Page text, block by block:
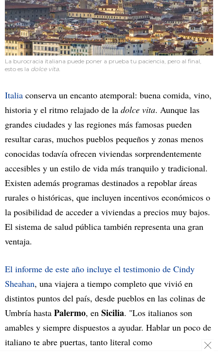
La burocracia italiana puede poner a prueba tu paciencia, pero al final,
esto es la dolce vita.
Italia conserva un encanto atemporal: buena comida, vino,
historia y el ritmo relajado de la dolce vita. Aunque las
grandes ciudades y las regiones más famosas pueden
resultar caras, muchos pueblos pequeños y zonas menos
conocidas todavía ofrecen viviendas sorprendentemente
accesibles y un estilo de vida más tranquilo y tradicional.
Existen además programas destinados a repoblar áreas
rurales o históricas, que incluyen incentivos económicos o
la posibilidad de acceder a viviendas a precios muy bajos.
El sistema de salud pública también representa una gran
ventaja.
El informe de este año incluye el testimonio de Cindy
Sheahan, una viajera a tiempo completo que vivió en
distintos puntos del país, desde pueblos en las colinas de
Umbría hasta Palermo, en Sicilia. "Los italianos son
amables y siempre dispuestos a ayudar. Hablar un poco de
italiano te abre puertas, tanto literal como